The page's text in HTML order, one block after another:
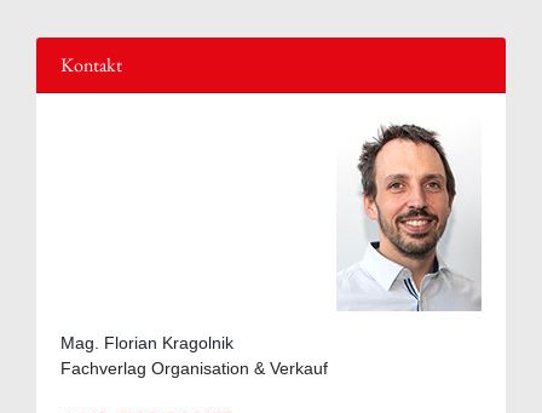
Kontakt
Mag. Florian Kragolnik
Fachverlag Organisation & Verkauf